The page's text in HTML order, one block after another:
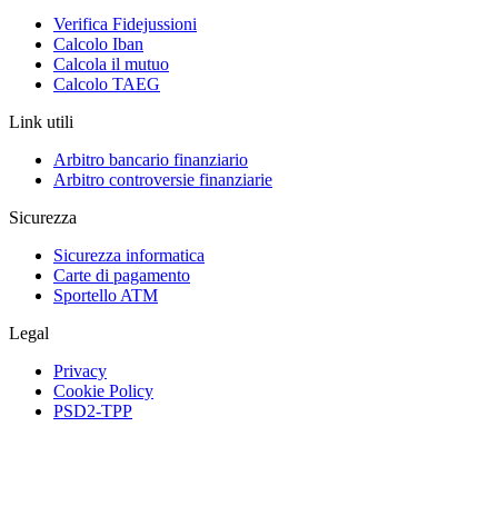
Verifica Fidejussioni
Calcolo Iban
Calcola il mutuo
Calcolo TAEG
Link utili
Arbitro bancario finanziario
Arbitro controversie finanziarie
Sicurezza
Sicurezza informatica
Carte di pagamento
Sportello ATM
Legal
Privacy
Cookie Policy
PSD2-TPP